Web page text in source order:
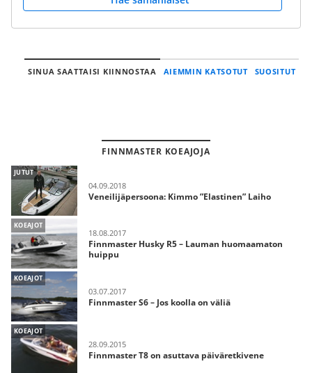
SINUA SAATTAISI KIINNOSTAA AIEMMIN KATSOTUT SUOSITUT
FINNMASTER KOEAJOJA
JUTUT
04.09.2018
Veneilijäpersoona: Kimmo ”Elastinen” Laiho
KOEAJOT
18.08.2017
Finnmaster Husky R5 – Lauman huomaamaton
huippu
KOEAJOT
03.07.2017
Finnmaster S6 – Jos koolla on väliä
KOEAJOT
28.09.2015
Finnmaster T8 on asuttava päiväretkivene